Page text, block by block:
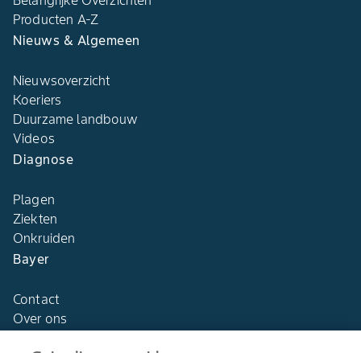
Producten A-Z
Nieuws & Algemeen
Nieuwsoverzicht
Koeriers
Duurzame landbouw
Videos
Diagnose
Plagen
Ziekten
Onkruiden
Bayer
Contact
Over ons